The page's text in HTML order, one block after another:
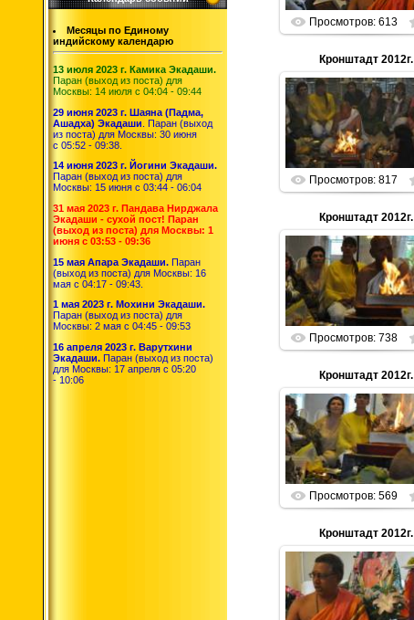
Месяцы по Единому
индийскому календарю
13 июля 2023 г. Камика Экадаши.
Паран (выход из поста) для
Москвы: 14 июля с 04:04 - 09:44
29 июня 2023 г. Шаяна (Падма,
Ашадха) Экадаши . Паран (выход
из поста) для Москвы: 30 июня
с 05:52 - 09:38.
14 июня 2023 г. Йогини Экадаши.
Паран (выход из поста) для
Москвы: 15 июня с 03:44 - 06:04
31 мая 2023 г. Пандава Нирджала
Экадаши - сухой пост! Паран
(выход из поста) для Москвы: 1
июня с 03:53 - 09:36
15 мая Апара Экадаши. Паран
(выход из поста) для Москвы: 16
мая с 04:17 - 09:43.
1 мая 2023 г. Мохини Экадаши.
Паран (выход из поста) для
Москвы: 2 мая с 04:45 - 09:53
16 апреля 2023 г. Варутхини
Экадаши. Паран (выход из поста)
для Москвы: 17 апреля с 05:20
- 10:06
Просмотров: 613
Кронштадт 2012г.
01.01.2013
Parabrahman
Просмотров: 817
Кронштадт 2012г.
01.01.2013
Parabrahman
Просмотров: 738
Кронштадт 2012г.
01.01.2013
Parabrahman
Просмотров: 569
Кронштадт 2012г.
01.01.2013
Parabrahman